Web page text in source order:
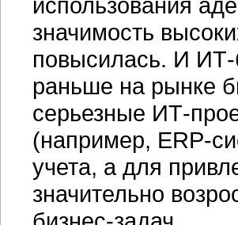
значимость
повысилась. И ИТ-
раньше на рынке
серьезные ИТ-
(например, ERP-
учета, а для
значительно